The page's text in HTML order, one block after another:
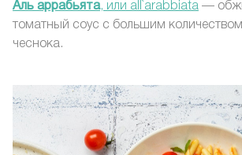
Аль аррабьята, или all`arabbiata —
томатный соус с большим
чеснока.